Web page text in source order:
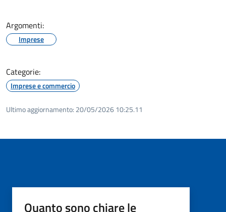
Argomenti:
Imprese
Categorie:
Imprese e commercio
Ultimo aggiornamento: 20/05/2026 10:25.11
Quanto sono chiare le